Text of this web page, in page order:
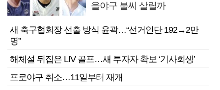
을야구 불씨 살릴까
새 축구협회장 선출 방식 윤곽…“선거인단 192→2만
명”
해체설 뒤집은 LIV 골프…새 투자자 확보 ‘기사회생’
프로야구 취소…11일부터 재개